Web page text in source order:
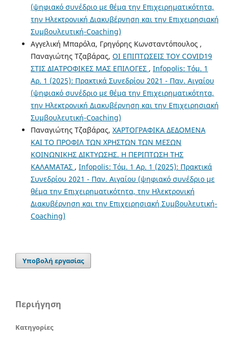
(ψηφιακό συνέδριο με θέμα την Επιχειρηματικότητα,
την Ηλεκτρονική Διακυβέρνηση και την Επιχειρησιακή
Συμβουλευτική-Coaching)
Αγγελική Μπαρόλα, Γρηγόρης Κωνσταντόπουλος ,
Παναγιώτης Τζαβάρας, ΟΙ ΕΠΙΠΤΩΣΕΙΣ ΤΟΥ COVID19
ΣΤΙΣ ΔΙΑΤΡΟΦΙΚΕΣ ΜΑΣ ΕΠΙΛΟΓΕΣ , Infopolis: Τόμ. 1
Αρ. 1 (2025): Πρακτικά Συνεδρίου 2021 - Παν. Αιγαίου
(ψηφιακό συνέδριο με θέμα την Επιχειρηματικότητα,
την Ηλεκτρονική Διακυβέρνηση και την Επιχειρησιακή
Συμβουλευτική-Coaching)
Παναγιώτης Τζαβάρας, ΧΑΡΤΟΓΡΑΦΙΚΑ ΔΕΔΟΜΕΝΑ
ΚΑΙ ΤΟ ΠΡΟΦΙΛ ΤΩΝ ΧΡΗΣΤΩΝ ΤΩΝ MΕΣΩΝ
ΚΟΙΝΩΝΙΚΗΣ ΔΙΚΤΥΩΣΗΣ. Η ΠΕΡΙΠΤΩΣΗ ΤΗΣ
ΚΑΛΑΜΑΤΑΣ , Infopolis: Τόμ. 1 Αρ. 1 (2025): Πρακτικά
Συνεδρίου 2021 - Παν. Αιγαίου (ψηφιακό συνέδριο με
θέμα την Επιχειρηματικότητα, την Ηλεκτρονική
Διακυβέρνηση και την Επιχειρησιακή Συμβουλευτική-
Coaching)
Υποβολή εργασίας
Περιήγηση
Κατηγορίες